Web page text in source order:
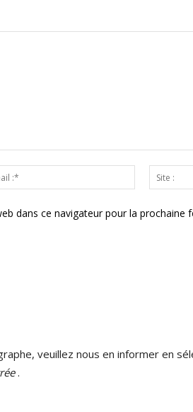
Email
:*
dans ce navigateur pour la prochaine
veuillez nous en informer en
.